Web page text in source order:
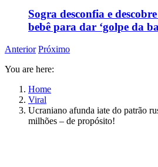
Sogra desconfia e
bebê para dar ‘golpe da
Anterior Próximo
You are here:
Home
Viral
Ucraniano afunda iate do patrão
milhões – de propósito!